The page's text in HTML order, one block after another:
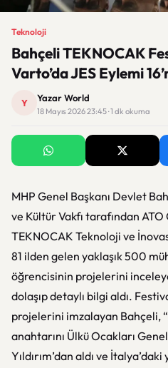
Teknoloji
Bahçeli TEKNOCAK
Varto’da JES Eylemi
Y Yazar World
18 Mayıs 2026 23:45 · 1 dk okuma
MHP Genel Başkanı Devlet
ve Kültür Vakfı tarafından
TEKNOCAK Teknoloji ve
81 ilden gelen yaklaşık 500
öğrencisinin projelerini
dolaşıp detaylı bilgi aldı.
projelerini imzalayan Bahçeli,
anahtarını Ülkü Ocakları
Yıldırım’dan aldı ve